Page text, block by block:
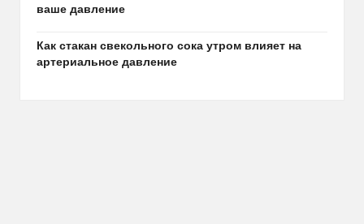
ваше давление
Как стакан свекольного сока утром влияет на
артериальное давление